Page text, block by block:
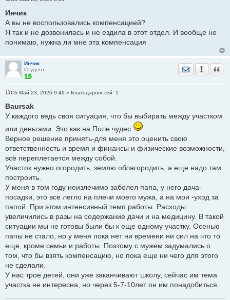
о
б
е
н
Инчик
А вы не воспользовались компенсацией?
Я так и не дозвонилась и не ездила в этот отдел. И вообще не
понимаю, нужна ли мне эта компенсация
Инчик
Студент
Отправить
о
б
е
и
е
Сб Май 23, 2026 9:49 » Благодарностей: 1
Baursak
У каждого ведь своя ситуация, что бы выбирать между участком
или деньгами. Это как на Поле чудес
Верное решение принять-для меня это оценить свою
ответственность и время и финансы и физические возможности,
всё переплетается между собой.
Участок нужно огородить, землю облагородить, а еще надо там
построить.
У меня в том году неизлечимо заболел папа, у него дача-
посадки, это все легло на плечи моего мужа, а на мои -уход за
папой. При этом интенсивный темп работы. Расходы
увеличились в разы на содержание дачи и на медицину. В такой
ситуации мы не готовы были бы к еще одному участку. Осенью
папы не стало, но у меня пока нет ни времени ни сил на что то
еще, кроме семьи и работы. Поэтому с мужем задумались о
том, что бы взять компенсацию, но пока еще ни чего для этого
не сделали.
У нас трое детей, они уже заканчивают школу, сейчас им тема
участка не интересна, но через 5-7-10лет он им понадобиться.